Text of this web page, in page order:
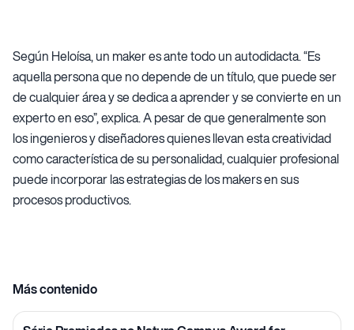
Según Heloísa, un maker es ante todo un autodidacta. “Es
aquella persona que no depende de un título, que puede ser
de cualquier área y se dedica a aprender y se convierte en un
experto en eso”, explica. A pesar de que generalmente son
los ingenieros y diseñadores quienes llevan esta creatividad
como característica de su personalidad, cualquier profesional
puede incorporar las estrategias de los makers en sus
procesos productivos.
Más contenido